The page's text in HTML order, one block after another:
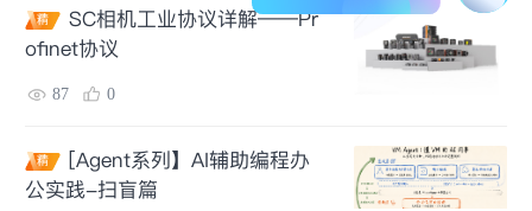
精
SC相机工业协议详解——Pr
ofinet协议
87 0
精
[Agent系列】AI辅助编程办
公实践-扫盲篇